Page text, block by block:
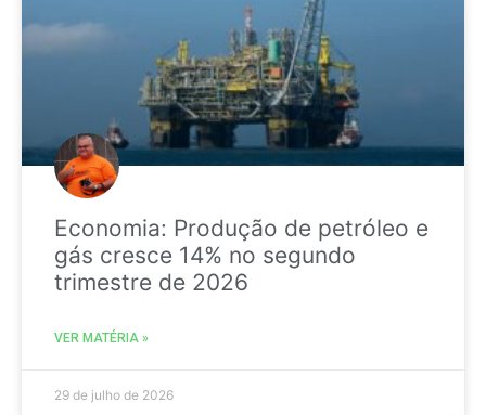
Economia: Produção de petróleo e
gás cresce 14% no segundo
trimestre de 2026
VER MATÉRIA »
29 de julho de 2026